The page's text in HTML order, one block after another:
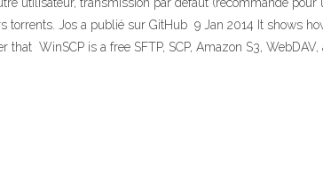
torrents. Jos a publié sur GitHub 9 Jan 2014 It shows
that WinSCP is a free SFTP, SCP, Amazon S3,